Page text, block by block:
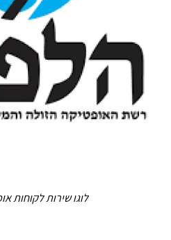
לוגו שירות לקוחות